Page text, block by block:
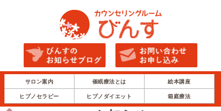
サロン案内 催眠療法とは 絵本講座
ヒプノセラピー ヒプノダイエット 箱庭療法